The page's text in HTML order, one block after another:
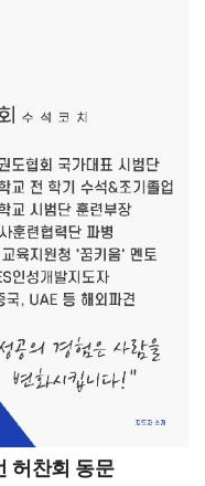
신 교수님들 지도
러 차례 수상 경험이
해 주세요. -졸업
며 공공 공간 및 조경
한 배경이 현재
졌습니다. 많은
떻게 연결될 수
금도 디자인을 하고
렌즈의 대표로, 소파,
비스를 제공하고
등 대규모 시설 청소
아닌 공간 컨디션을
습니다. 이 과정에서
보다 중요했습니다.
력한 무기가 될 수
업디자인과에서 배운
고객들에게
허찬회 동문